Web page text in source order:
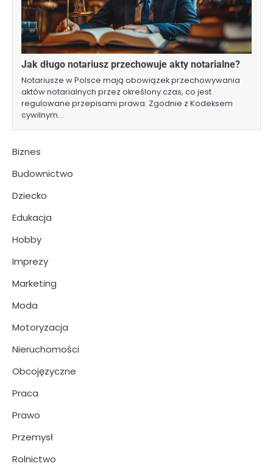
Jak długo notariusz przechowuje akty notarialne?
Notariusze w Polsce mają obowiązek przechowywania
aktów notarialnych przez określony czas, co jest
regulowane przepisami prawa. Zgodnie z Kodeksem
cywilnym…
Biznes
Budownictwo
Dziecko
Edukacja
Hobby
Imprezy
Marketing
Moda
Motoryzacja
Nieruchomości
Obcojęzyczne
Praca
Prawo
Przemysł
Rolnictwo